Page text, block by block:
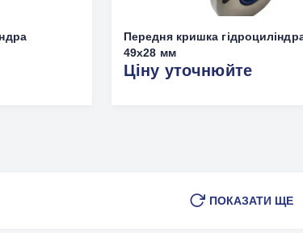
Передня кришка
49х28 мм
Ціну уточнюйте
ПОКАЗАТИ ЩЕ